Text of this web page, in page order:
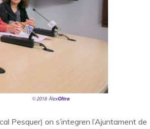
Pesquer) on s’integren l’Ajuntament de